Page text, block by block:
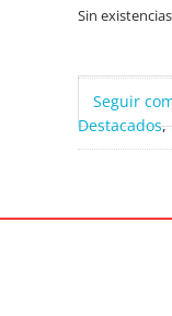
Sin existencias
Seguir
Destacados,